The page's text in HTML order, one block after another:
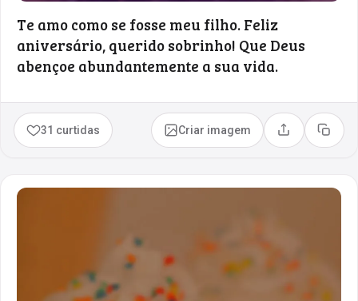
Te amo como se fosse meu filho. Feliz
aniversário, querido sobrinho! Que Deus
abençoe abundantemente a sua vida.
31 curtidas Criar imagem Compartilhar
Copiar